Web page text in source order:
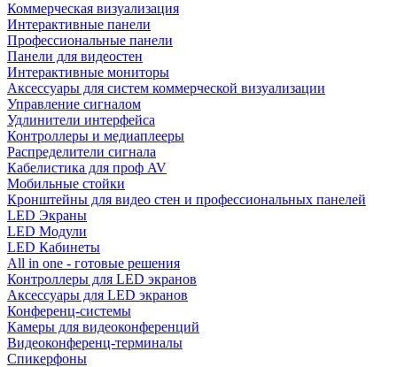
Коммерческая визуализация
Интерактивные панели
Профессиональные панели
Панели для видеостен
Интерактивные мониторы
Аксессуары для систем коммерческой визуализации
Управление сигналом
Удлинители интерфейса
Контроллеры и медиаплееры
Распределители сигнала
Кабелистика для проф AV
Мобильные стойки
Кронштейны для видео стен и профессиональных панелей
LED Экраны
LED Модули
LED Кабинеты
All in one - готовые решения
Контроллеры для LED экранов
Аксессуары для LED экранов
Конференц-системы
Камеры для видеоконференций
Видеоконференц-терминалы
Спикерфоны